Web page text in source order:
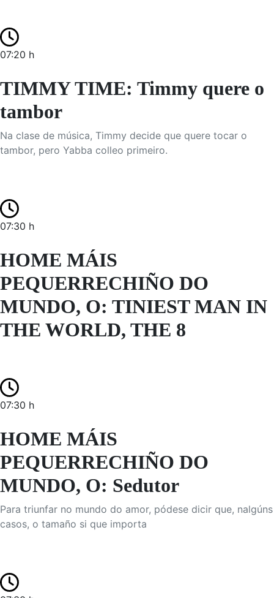
07:20 h
TIMMY TIME: Timmy quere o
tambor
Na clase de música, Timmy decide que quere tocar o
tambor, pero Yabba colleo primeiro.
07:30 h
HOME MÁIS
PEQUERRECHIÑO DO
MUNDO, O: TINIEST MAN IN
THE WORLD, THE 8
07:30 h
HOME MÁIS
PEQUERRECHIÑO DO
MUNDO, O: Sedutor
Para triunfar no mundo do amor, pódese dicir que, nalgúns
casos, o tamaño si que importa